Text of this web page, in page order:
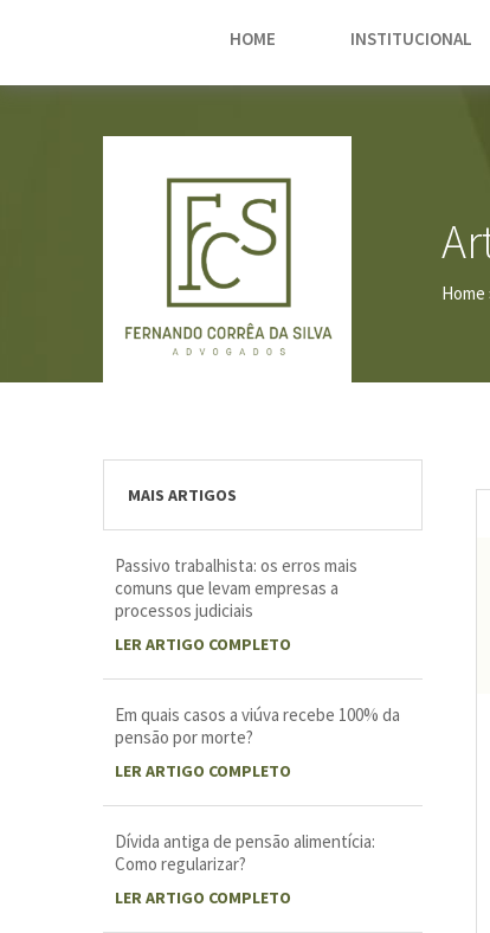
HOME INSTITUCIONAL
Home
MAIS ARTIGOS
Passivo trabalhista: os erros mais
comuns que levam empresas a
processos judiciais
LER ARTIGO COMPLETO
Em quais casos a viúva recebe 100% da
pensão por morte?
LER ARTIGO COMPLETO
Dívida antiga de pensão alimentícia:
Como regularizar?
LER ARTIGO COMPLETO